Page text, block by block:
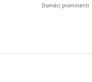
Domáci prominenti